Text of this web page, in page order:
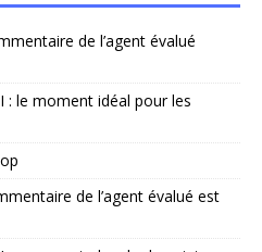
de l’agent évalué
: le moment idéal pour les
de l’agent évalué est